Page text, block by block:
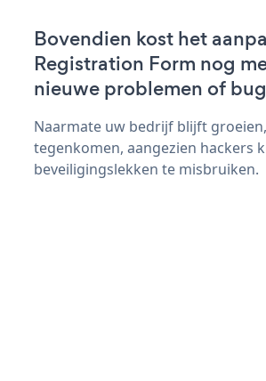
Bovendien kost het
Registration Form nog
nieuwe problemen of
Naarmate uw bedrijf blijft
tegenkomen, aangezien hackers
beveiligingslekken te misbruiken.